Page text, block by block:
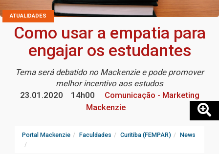
ATUALIDADES
Como usar a empatia para
engajar os estudantes
Tema será debatido no Mackenzie e pode promover
melhor incentivo aos estudos
23.01.2020
14h00
Comunicação - Marketing
Mackenzie
Portal Mackenzie Faculdades Curitiba (FEMPAR) News